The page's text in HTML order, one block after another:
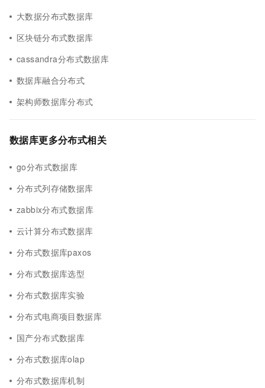
大数据分布式数据库
区块链分布式数据库
cassandra分布式数据库
数据库融合分布式
架构师数据库分布式
数据库更多分布式相关
go分布式数据库
分布式列存储数据库
zabbix分布式数据库
云计算分布式数据库
分布式数据库paxos
分布式数据库选型
分布式数据库实验
分布式电商项目数据库
国产分布式数据库
分布式数据库olap
分布式数据库机制